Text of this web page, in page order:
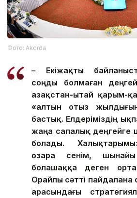
Фото: Аkorda
– Екіжақты
соңды болмаған
Қазақстан-Қытай қарым-
«алтын отыз
бастық. Елдеріміздің
жаңа сапалық деңгейге
болады.
өзара сенім,
болашаққа деген
Орайлы сәтті пайдалана
арасындағы